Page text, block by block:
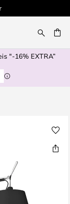
"-16% EXTRA”